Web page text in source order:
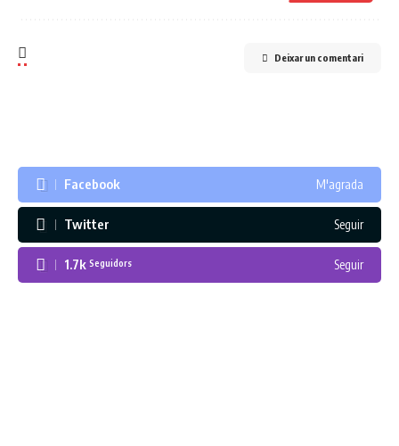
Deixar un comentari
Facebook M'agrada
Twitter Seguir
1.7k Seguidors Seguir